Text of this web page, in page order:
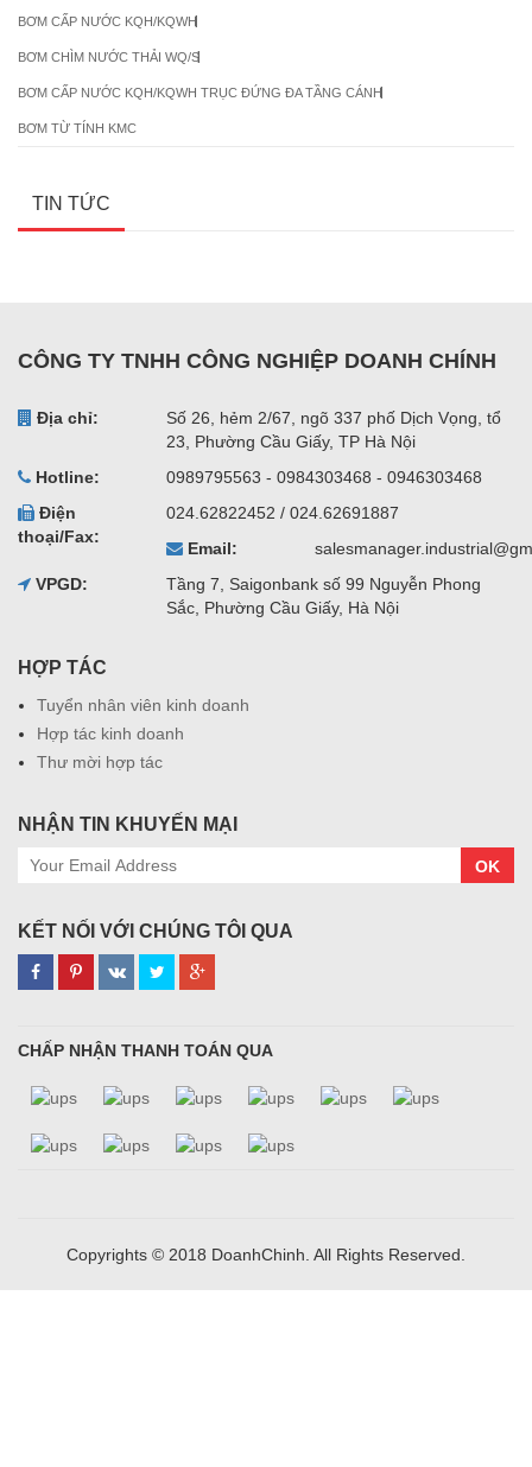
BƠM CẤP NƯỚC KQH/KQWH
BƠM CHÌM NƯỚC THẢI WQ/S
BƠM CẤP NƯỚC KQH/KQWH TRỤC ĐỨNG ĐA TẦNG CÁNH
BƠM TỪ TÍNH KMC
TIN TỨC
CÔNG TY TNHH CÔNG NGHIỆP DOANH CHÍNH
Địa chỉ:
Số 26, hẻm 2/67, ngõ 337 phố Dịch Vọng, tổ
23, Phường Cầu Giấy, TP Hà Nội
Hotline:
0989795563 - 0984303468 - 0946303468
Điện
thoại/Fax:
024.62822452 / 024.62691887
Email:
VPGD:
Tầng 7, Saigonbank số 99 Nguyễn Phong
Sắc, Phường Cầu Giấy, Hà Nội
HỢP TÁC
Tuyển nhân viên kinh doanh
Hợp tác kinh doanh
Thư mời hợp tác
NHẬN TIN KHUYẾN MẠI
OK
KẾT NỐI VỚI CHÚNG TÔI QUA
CHẤP NHẬN THANH TOÁN QUA
Copyrights © 2018 DoanhChinh. All Rights Reserved.